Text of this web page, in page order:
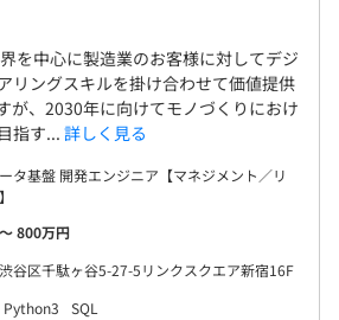
を中心に製造業のお客様に対してデジ
リングスキルを掛け合わせて価値提供
が、2030年に向けてモノづくりにおけ
指す... 詳しく見る
タ基盤 開発エンジニア【マネジメント／リ
800万円
谷区千駄ヶ谷5-27-5リンクスクエア新宿16F
Python3
SQL